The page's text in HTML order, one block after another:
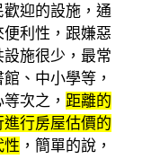
迎的設施，通
利性，跟嫌惡
施很少，最常
、中小學等，
次之， 距離的
進行房屋估價的
性 ，簡單的說，